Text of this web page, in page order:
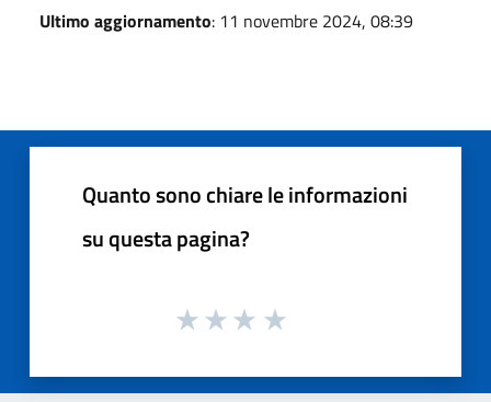
Ultimo aggiornamento: 11 novembre 2024, 08:39
Quanto sono chiare le informazioni
su questa pagina?